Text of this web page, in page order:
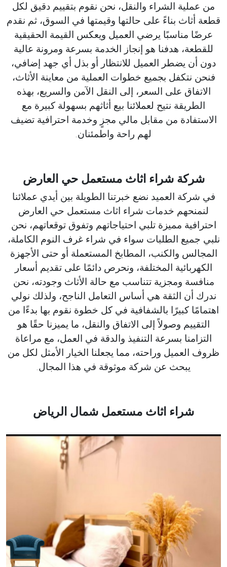
من عملية الشراء والنقل، نحن نقوم بتقييم دقيق لكل
قطعة أثاث بناءً على حالتها وقيمتها في السوق، ثم نقدم
عرضًا مناسبًا يرضي العميل ويعكس القيمة الحقيقية
للقطعة، هدفنا هو إنجاز الخدمة بسرعة ومرونة عالية
دون أن يضطر العميل للانتظار أو بذل أي جهد إضافي،
فنحن نتكفل بجميع خطوات العملية من معاينة الأثاث،
الاتفاق على السعر، إلى النقل الآمن والسريع، بهذه
الطريقة نتيح لعملائنا بيع أثاثهم بسهولة كبيرة مع
الاستفادة من مقابل مالي مجزٍ وخدمة احترافية تضيف
لهم راحة واطمئنان.
شركة شراء اثاث مستعمل حي العارض
في شركة العميد نضع خبرتنا الطويلة بين أيدي عملائنا
لنمنحهم خدمات شراء اثاث مستعمل حي العارض
احترافية مميزة تلبي احتياجاتهم وتفوق توقعاتهم، نحن
نلبي جميع الطلبات سواء في شراء غرف النوم الكاملة،
المجالس والكنب، المطابخ المستعملة أو حتى الأجهزة
الكهربائية المختلفة، ونحرص دائمًا على تقديم أسعار
منافسة ومجزية تتناسب مع حالة الأثاث وجودته، نحن
ندرك أن الثقة هي أساس التعامل الناجح، ولذلك نولي
اهتمامًا كبيرًا بالشفافية في كل خطوة نقوم بها بدءًا من
التقييم وصولاً إلى الاتفاق والنقل، ما يميزنا حقًا هو
التزامنا بسرعة التنفيذ والدقة في العمل، مع مراعاة
ظروف العميل وراحته، مما يجعلنا الخيار الأمثل لكل من
يبحث عن شركة موثوقة في هذا المجال.
شراء اثاث مستعمل شمال الرياض